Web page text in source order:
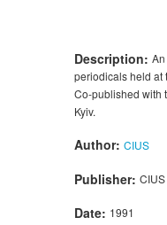
Description:
periodicals held at
Co-published with
Kyiv.
Author: CIUS
Publisher: CIUS
Date: 1991